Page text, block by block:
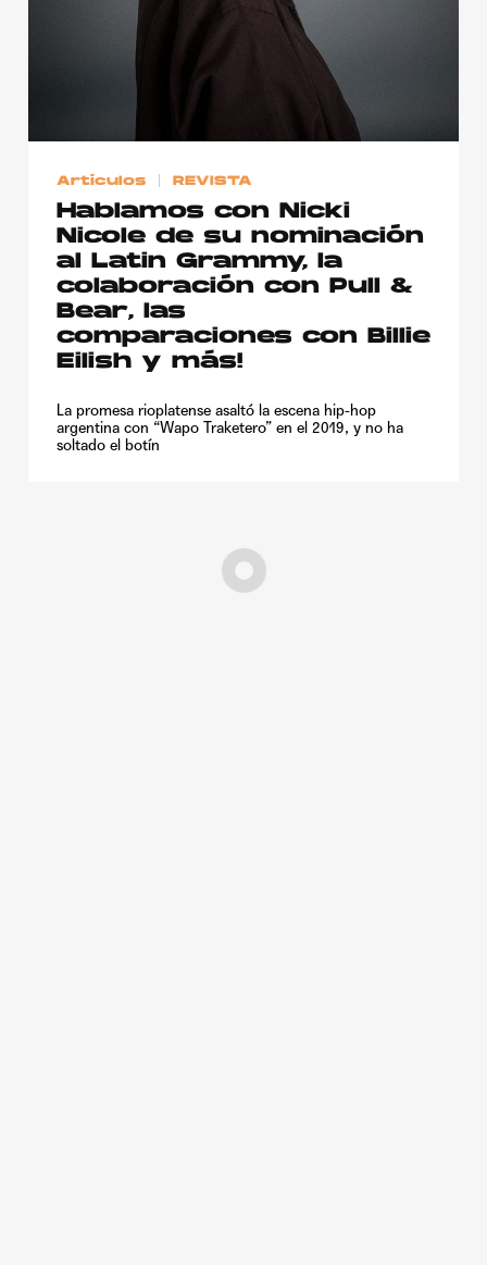
Artículos REVISTA
Hablamos con Nicki
Nicole de su nominación
al Latin Grammy, la
colaboración con Pull &
Bear, las
comparaciones con Billie
Eilish y más!
La promesa rioplatense asaltó la escena hip-hop
argentina con “Wapo Traketero” en el 2019, y no ha
soltado el botín